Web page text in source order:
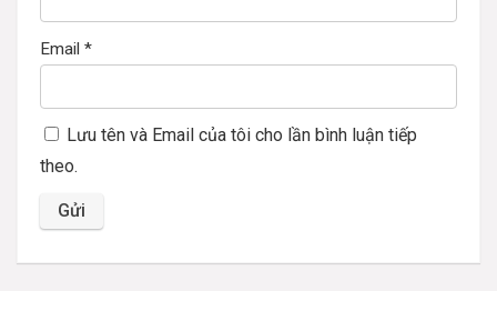
Email *
Lưu tên và Email của tôi cho lần bình luận tiếp
theo.